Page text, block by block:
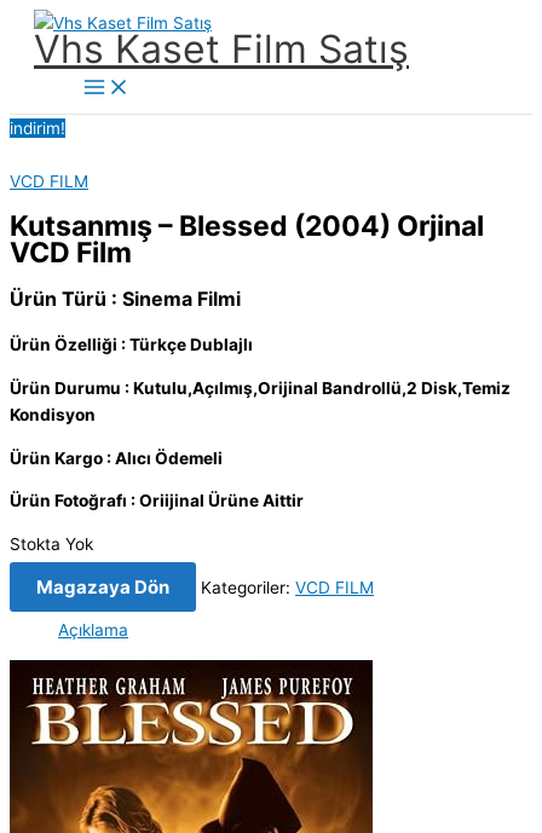
İçeriğe
Vhs Kaset Film Satış
Main
Menu
indirim!
VCD FILM
Kutsanmış – Blessed (2004) Orjinal
VCD Film
Ürün Türü : Sinema Filmi
Ürün Özelliği : Türkçe Dublajlı
Ürün Durumu : Kutulu,Açılmış,Orijinal Bandrollü,2 Disk,Temiz
Kondisyon
Ürün Kargo : Alıcı Ödemeli
Ürün Fotoğrafı : Oriijinal Ürüne Aittir
Stokta Yok
Magazaya Dön Kategoriler: VCD FILM
Açıklama